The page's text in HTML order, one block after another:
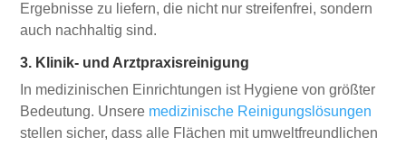
Ergebnisse zu liefern, die nicht nur streifenfrei, sondern
auch nachhaltig sind.
3. Klinik- und Arztpraxisreinigung
In medizinischen Einrichtungen ist Hygiene von größter
Bedeutung. Unsere medizinische Reinigungslösungen
stellen sicher, dass alle Flächen mit umweltfreundlichen